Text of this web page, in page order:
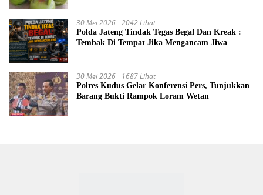
30 Mei 2026 2042 Lihat
Polda Jateng Tindak Tegas Begal Dan Kreak :
Tembak Di Tempat Jika Mengancam Jiwa
30 Mei 2026 1687 Lihat
Polres Kudus Gelar Konferensi Pers, Tunjukkan
Barang Bukti Rampok Loram Wetan